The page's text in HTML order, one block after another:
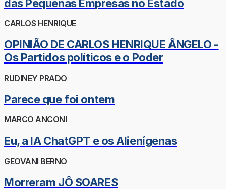
das Pequenas Empresas no Estado
CARLOS HENRIQUE
OPINIÃO DE CARLOS HENRIQUE ÂNGELO -
Os Partidos políticos e o Poder
RUDINEY PRADO
Parece que foi ontem
MARCO ANCONI
Eu, a IA ChatGPT e os Alienígenas
GEOVANI BERNO
Morreram JÔ SOARES